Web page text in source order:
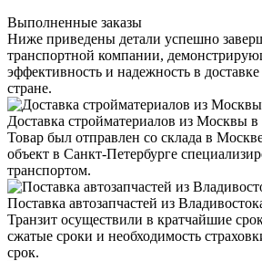
Выполненные заказы
Ниже приведены детали успешно
транспортной компании,
эффективность и надежность в доставке
стране.
Доставка стройматериалов из Москвы
Товар был отправлен со склада в
объект в Санкт-Петербурге
транспортом.
Поставка автозапчастей из
Транзит осуществили в кратчайшие
сжатые сроки и необходимость
срок.